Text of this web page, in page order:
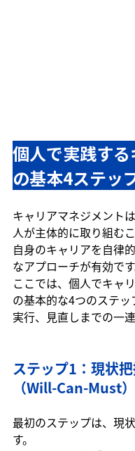
個人で実践す
の基本4ステ
キャリアマネジメント
人が主体的に取り組む
自身のキャリアを自律
なアプローチが有効です
ここでは、個人でキャ
の基本的な4つのステ
実行、見直しまでの一
ステップ1：現状
（Will-Can-Must）
最初のステップは、現
す。